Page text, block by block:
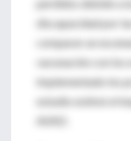
perdidos debido a
discapacidad por
comparar un
vacunación con los
implementado los
estudio estimó el
AVAD.